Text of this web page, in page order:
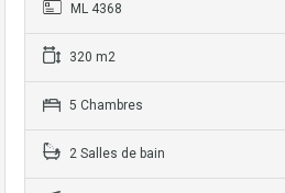
ML 4368
320 m2
5 Chambres
2 Salles de bain